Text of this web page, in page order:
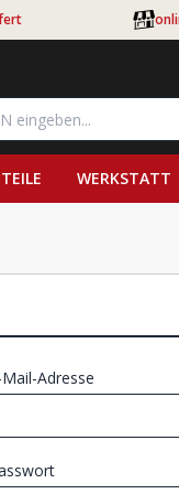
WERKSTATT
Mail-Adresse